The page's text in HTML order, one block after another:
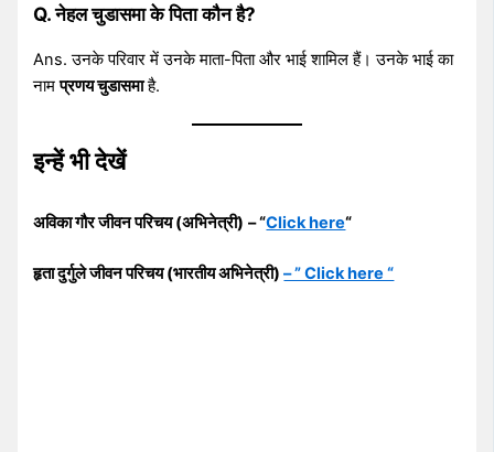
Q. नेहल चुडासमा के पिता कौन है?
Ans. उनके परिवार में उनके माता-पिता और भाई शामिल हैं। उनके भाई का
नामप्रणय चुडासमाहै.
इन्हें भी देखें
अविका गौर जीवन परिचय (अभिनेत्री) – “Click here“
हृता दुर्गुले जीवन परिचय (भारतीय अभिनेत्री)– ” Click here “